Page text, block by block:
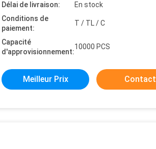
Délai de livraison:
En stock
Conditions de
paiement:
T / TL / C
Capacité
d'approvisionnement:
10000 PCS
Meilleur Prix Contact